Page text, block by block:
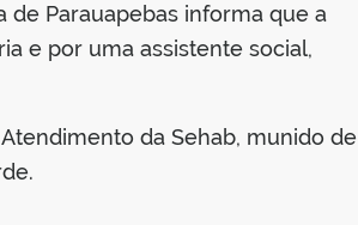
de Parauapebas informa que a
e por uma assistente social,
da Sehab, munido de